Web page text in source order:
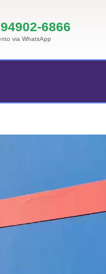
6866
via WhatsApp